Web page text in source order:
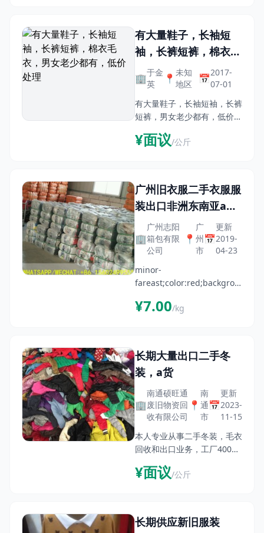
有大量鞋子，长袖短
袖，长裤短裤，棉衣毛
衣，男女老少都有，低
价处理
🏢于金
英
📍 未知
地区
📅2017-
07-01
有大量鞋子，长袖短袖，长裤
短裤，男女老少都有，低价处
¥面议/公斤
广州旧衣服二手衣服服
装出口非洲东南亚a货
量大夏装冬装女装
🏢
广州志阳
箱包有限
公司
📍
广
州
市
📅
更新
2019-
04-23
minor-
fareast-language: ZH-
15602499555广州专业生产
出口非洲旧衣服，旧鞋
¥7.00/kg
长期大量出口二手冬
装，a货
🏢
南通硕旺通
废旧物资回
收有限公司
📍
南
通
市
📅
更新
2023-
11-15
本人专业从事二手冬装，毛衣
回收和出口业务，工厂4000
平米，拥有完整的分拣流水
线，多年的从业经验，可以保
出口商来厂参观考察，洽谈合
作
¥面议/公斤
长期供应新旧服装